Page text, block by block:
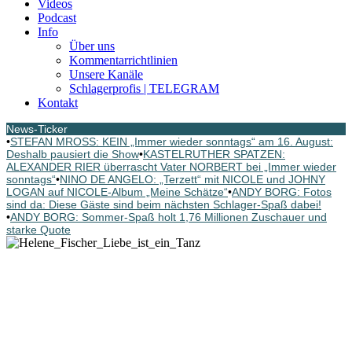
Videos
Podcast
Info
Über uns
Kommentarrichtlinien
Unsere Kanäle
Schlagerprofis | TELEGRAM
Kontakt
News-Ticker
•STEFAN MROSS: KEIN „Immer wieder sonntags“ am 16. August:
Deshalb pausiert die Show•KASTELRUTHER SPATZEN:
ALEXANDER RIER überrascht Vater NORBERT bei „Immer wieder
sonntags“•NINO DE ANGELO: „Terzett“ mit NICOLE und JOHNY
LOGAN auf NICOLE-Album „Meine Schätze“•ANDY BORG: Fotos
sind da: Diese Gäste sind beim nächsten Schlager-Spaß dabei!
•ANDY BORG: Sommer-Spaß holt 1,76 Millionen Zuschauer und
starke Quote